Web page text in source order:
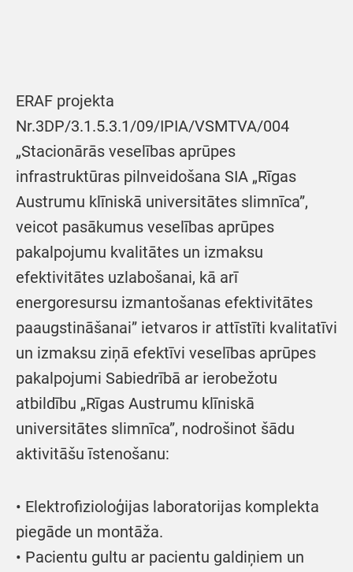
ERAF projekta
Nr.3DP/3.1.5.3.1/09/IPIA/VSMTVA/004
„Stacionārās veselības aprūpes
infrastruktūras pilnveidošana SIA „Rīgas
Austrumu klīniskā universitātes slimnīca”,
veicot pasākumus veselības aprūpes
pakalpojumu kvalitātes un izmaksu
efektivitātes uzlabošanai, kā arī
energoresursu izmantošanas efektivitātes
paaugstināšanai” ietvaros ir attīstīti kvalitatīvi
un izmaksu ziņā efektīvi veselības aprūpes
pakalpojumi Sabiedrībā ar ierobežotu
atbildību „Rīgas Austrumu klīniskā
universitātes slimnīca”, nodrošinot šādu
aktivitāšu īstenošanu:
• Elektrofizioloģijas laboratorijas komplekta
piegāde un montāža.
• Pacientu gultu ar pacientu galdiņiem un